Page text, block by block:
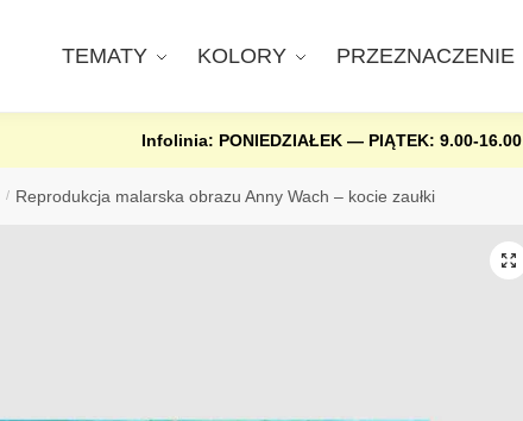
TEMATY KOLORY PRZEZNACZENIE
Infolinia: PONIEDZIAŁEK — PIĄTEK: 9.00-16.00
/ Reprodukcja malarska obrazu Anny Wach – kocie zaułki